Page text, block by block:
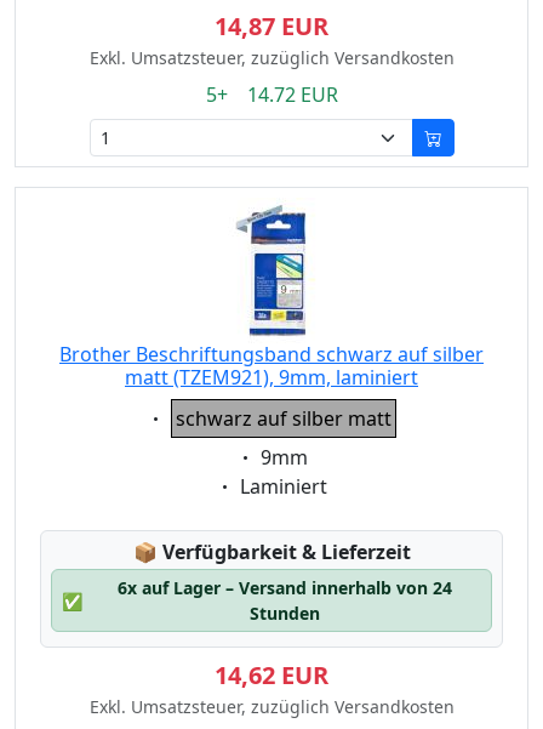
14,87 EUR
Exkl. Umsatzsteuer, zuzüglich Versandkosten
5+ 14.72 EUR
Brother Beschriftungsband schwarz auf silber
matt (TZEM921), 9mm, laminiert
Eigenschaft:
schwarz auf silber matt
Eigenschaft:
9mm
Eigenschaft:
Laminiert
📦 Lagerstatus:
Verfügbarkeit & Lieferzeit
✅
6x auf Lager – Versand innerhalb von 24
Stunden
14,62 EUR
Exkl. Umsatzsteuer, zuzüglich Versandkosten